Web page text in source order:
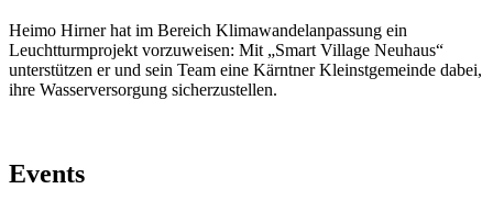
Heimo Hirner hat im Bereich Klimawandelanpassung ein
Leuchtturmprojekt vorzuweisen: Mit „Smart Village Neuhaus“
unterstützen er und sein Team eine Kärntner Kleinstgemeinde dabei,
ihre Wasserversorgung sicherzustellen.
Events